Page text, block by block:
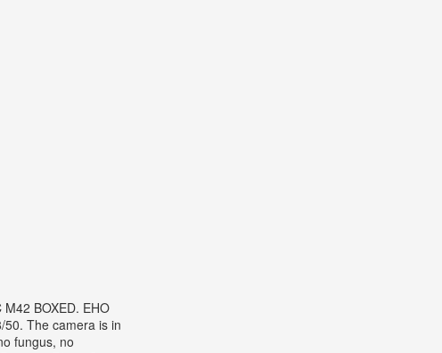
BOXED. EHO
50. The camera is in
fungus, no